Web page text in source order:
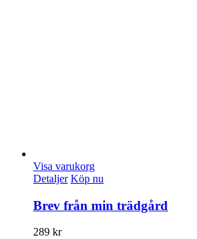
Visa varukorg
Detaljer Köp nu
Brev från min trädgård
289 kr